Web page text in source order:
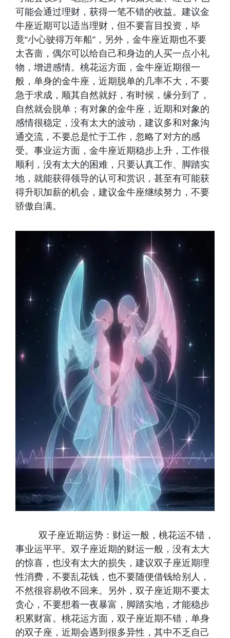
可能会通过理财，获得一笔不错的收益。建议金
牛座近期可以适当理财，但不要盲目投资，毕
竟“小心驶得万年船”，另外，金牛座近期也不要
太吝啬，偶尔可以给自己和身边的人买一点小礼
物，增进感情。桃花运方面，金牛座近期很一
般，单身的金牛座，近期脱单的几率不大，不要
急于求成，顺其自然就好，有时候，缘分到了，
自然就会脱单；有对象的金牛座，近期和对象的
感情很稳定，没有太大的波动，建议多和对象沟
通交流，不要总是忙于工作，忽略了对方的感
受。事业运方面，金牛座近期稳步上升，工作很
顺利，没有太大的困难，只要认真工作、脚踏实
地，就能获得领导的认可和赏识，甚至有可能获
得升职加薪的机会，建议金牛座继续努力，不要
骄傲自满。
双子座近期运势：财运一般，桃花运不错，
事业运平平。双子座近期的财运一般，没有太大
的惊喜，也没有太大的损失，建议双子座近期理
性消费，不要乱花钱，也不要随便借钱给别人，
不然很容易收不回来。另外，双子座近期不要太
贪心，不要想着一夜暴富，脚踏实地，才能稳步
积累财富。桃花运方面，双子座近期不错，单身
的双子座，近期会遇到很多异性，其中不乏自己